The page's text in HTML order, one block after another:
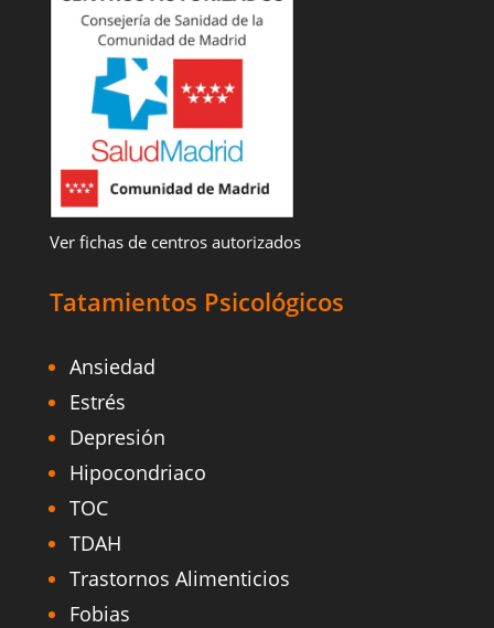
Ver fichas de centros autorizados
Tatamientos Psicológicos
Ansiedad
Estrés
Depresión
Hipocondriaco
TOC
TDAH
Trastornos Alimenticios
Fobias